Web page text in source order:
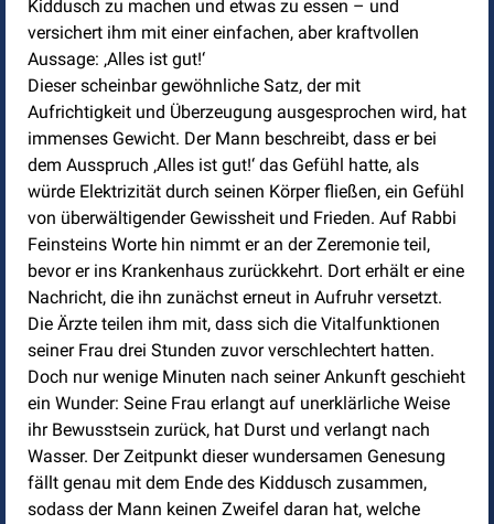
Kiddusch zu machen und etwas zu essen – und
versichert ihm mit einer einfachen, aber kraftvollen
Aussage: ‚Alles ist gut!‘
Dieser scheinbar gewöhnliche Satz, der mit
Aufrichtigkeit und Überzeugung ausgesprochen wird, hat
immenses Gewicht. Der Mann beschreibt, dass er bei
dem Ausspruch ‚Alles ist gut!‘ das Gefühl hatte, als
würde Elektrizität durch seinen Körper fließen, ein Gefühl
von überwältigender Gewissheit und Frieden. Auf Rabbi
Feinsteins Worte hin nimmt er an der Zeremonie teil,
bevor er ins Krankenhaus zurückkehrt. Dort erhält er eine
Nachricht, die ihn zunächst erneut in Aufruhr versetzt.
Die Ärzte teilen ihm mit, dass sich die Vitalfunktionen
seiner Frau drei Stunden zuvor verschlechtert hatten.
Doch nur wenige Minuten nach seiner Ankunft geschieht
ein Wunder: Seine Frau erlangt auf unerklärliche Weise
ihr Bewusstsein zurück, hat Durst und verlangt nach
Wasser. Der Zeitpunkt dieser wundersamen Genesung
fällt genau mit dem Ende des Kiddusch zusammen,
sodass der Mann keinen Zweifel daran hat, welche